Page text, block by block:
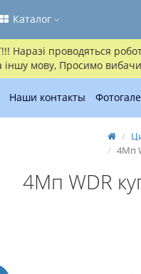
проводяться
мову, Просимо
Каталог
Наши контакты
4Mп
4Mп WDR